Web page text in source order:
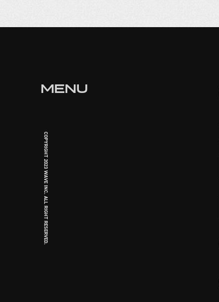
MENU
COPYRIGHT 2023 WAVE INC. ALL RIGHT RESERVED.